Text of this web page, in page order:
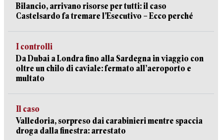
Bilancio, arrivano risorse per tutti: il caso
Castelsardo fa tremare l’Esecutivo – Ecco perché
I controlli
Da Dubai a Londra fino alla Sardegna in viaggio con
oltre un chilo di caviale: fermato all’aeroporto e
multato
Il caso
Valledoria, sorpreso dai carabinieri mentre spaccia
droga dalla finestra: arrestato